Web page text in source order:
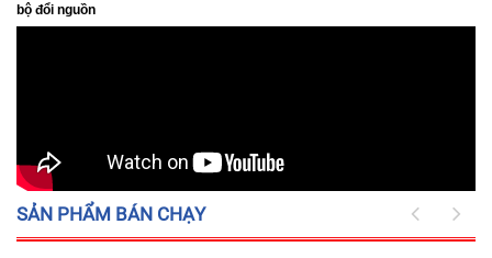
bộ đổi nguồn
SẢN PHẨM BÁN CHẠY